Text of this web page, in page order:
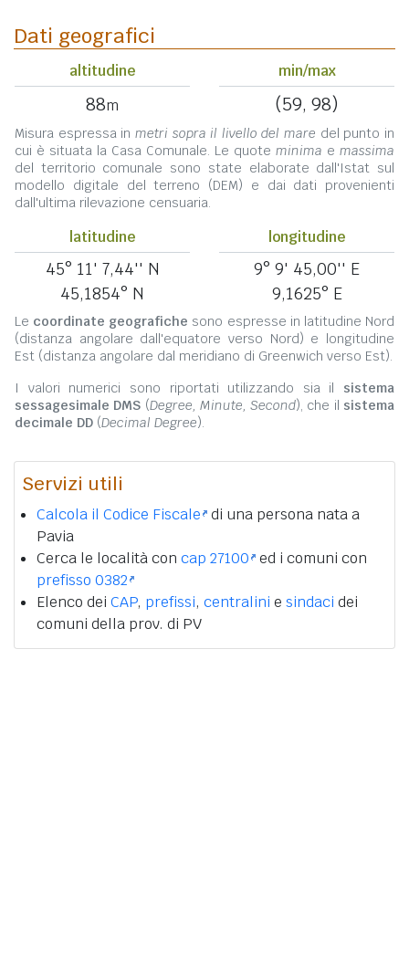
Dati geografici
altitudine
88m
min/max
(59, 98)
Misura espressa in metri sopra il livello del mare del punto in
cui è situata la Casa Comunale. Le quote minima e massima
del territorio comunale sono state elaborate dall'Istat sul
modello digitale del terreno (DEM) e dai dati provenienti
dall'ultima rilevazione censuaria.
latitudine
45° 11' 7,44'' N
45,1854° N
longitudine
9° 9' 45,00'' E
9,1625° E
Le coordinate geografiche sono espresse in latitudine Nord
(distanza angolare dall'equatore verso Nord) e longitudine
Est (distanza angolare dal meridiano di Greenwich verso Est).
I valori numerici sono riportati utilizzando sia il sistema
sessagesimale DMS (Degree, Minute, Second), che il sistema
decimale DD (Decimal Degree).
Servizi utili
Calcola il Codice Fiscale di una persona nata a
Pavia
Cerca le località con cap 27100 ed i comuni con
prefisso 0382
Elenco dei CAP, prefissi, centralini e sindaci dei
comuni della prov. di PV